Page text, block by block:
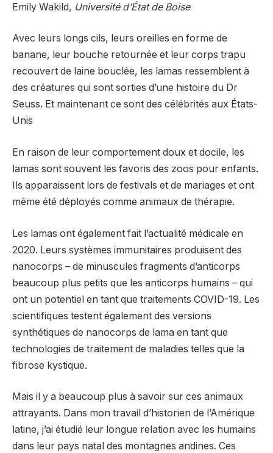
Emily Wakild, Université d’État de Boise
Avec leurs longs cils, leurs oreilles en forme de
banane, leur bouche retournée et leur corps trapu
recouvert de laine bouclée, les lamas ressemblent à
des créatures qui sont sorties d’une histoire du Dr
Seuss. Et maintenant ce sont des célébrités aux États-
Unis
En raison de leur comportement doux et docile, les
lamas sont souvent les favoris des zoos pour enfants.
Ils apparaissent lors de festivals et de mariages et ont
même été déployés comme animaux de thérapie.
Les lamas ont également fait l’actualité médicale en
2020. Leurs systèmes immunitaires produisent des
nanocorps – de minuscules fragments d’anticorps
beaucoup plus petits que les anticorps humains – qui
ont un potentiel en tant que traitements COVID-19. Les
scientifiques testent également des versions
synthétiques de nanocorps de lama en tant que
technologies de traitement de maladies telles que la
fibrose kystique.
Mais il y a beaucoup plus à savoir sur ces animaux
attrayants. Dans mon travail d’historien de l’Amérique
latine, j’ai étudié leur longue relation avec les humains
dans leur pays natal des montagnes andines. Ces